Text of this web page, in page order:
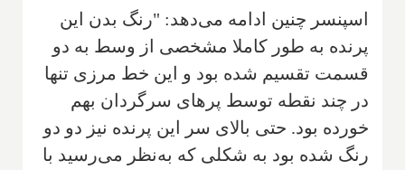
اسپنسر چنین ادامه می‌دهد: "رنگ بدن این
پرنده به طور کاملا مشخصی از وسط به دو
قسمت تقسیم شده بود و این خط مرزی تنها
در چند نقطه توسط پرهای سرگردان بهم
خورده بود. حتی بالای سر این پرنده نیز دو دو
رنگ شده بود به شکلی که به‌نظر می‌رسید با